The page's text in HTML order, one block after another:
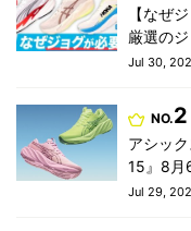
【なぜ
厳選の
Jul 30,
NO.2
アシッ
15』8月
Jul 29,